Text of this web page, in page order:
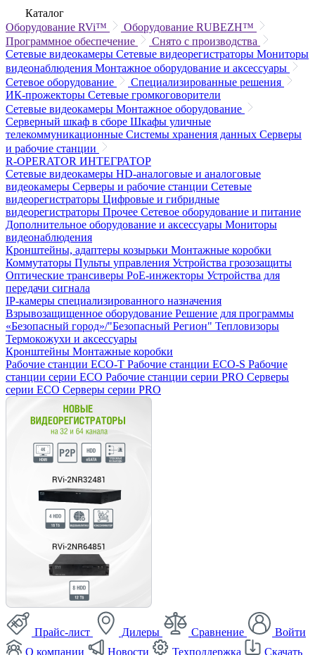
Каталог
Оборудование RVi™
Оборудование RUBEZH™
Программное обеспечение
Снято с производства
Сетевые видеокамеры Сетевые видеорегистраторы Мониторы
видеонаблюдения Монтажное оборудование и аксессуары
Сетевое оборудование
Специализированные решения
ИК-прожекторы Сетевые громкоговорители
Сетевые видеокамеры Монтажное оборудование
Серверный шкаф в сборе Шкафы уличные
телекоммуникационные Системы хранения данных Серверы
и рабочие станции
R-OPERATOR ИНТЕГРАТОР
Сетевые видеокамеры HD-аналоговые и аналоговые
видеокамеры Серверы и рабочие станции Сетевые
видеорегистраторы Цифровые и гибридные
видеорегистраторы Прочее Сетевое оборудование и питание
Дополнительное оборудование и аксессуары Мониторы
видеонаблюдения
Кронштейны, адаптеры козырьки Монтажные коробки
Коммутаторы Пульты управления Устройства грозозащиты
Оптические трансиверы PoE-инжекторы Устройства для
передачи сигнала
IP-камеры специализированного назначения
Взрывозащищенное оборудование Решение для программы
«Безопасный город»/"Безопасный Регион" Тепловизоры
Термокожухи и аксессуары
Кронштейны Монтажные коробки
Рабочие станции ECO-T Рабочие станции ECO-S Рабочие
станции серии ECO Рабочие станции серии PRO Серверы
серии ECO Серверы серии PRO
Прайс-лист Дилеры Сравнение
Войти
О компании
Новости Техподдержка Скачать